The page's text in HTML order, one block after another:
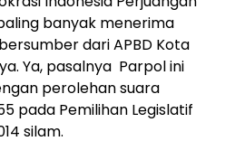
banyak menerima
dari APBD Kota
Ya, pasalnya Parpol ini
perolehan suara
pada Pemilihan Legislatif
silam.